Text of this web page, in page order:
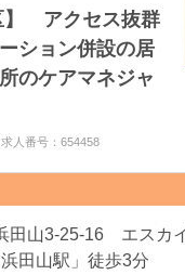
】 アクセス抜群
ション併設の居
のケアマネジャ
人番号：654458
田山3-25-16 エスカ
田山駅」徒歩3分